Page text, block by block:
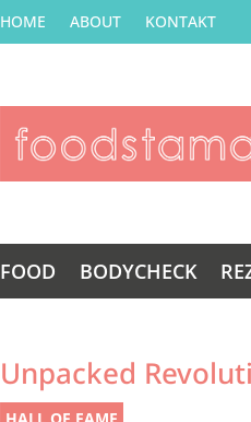
HOME ABOUT KONTAKT
FOOD BODYCHECK
Unpacked